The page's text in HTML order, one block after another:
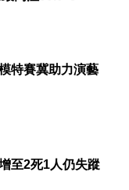
特賽冀助力演藝
至2死1人仍失蹤